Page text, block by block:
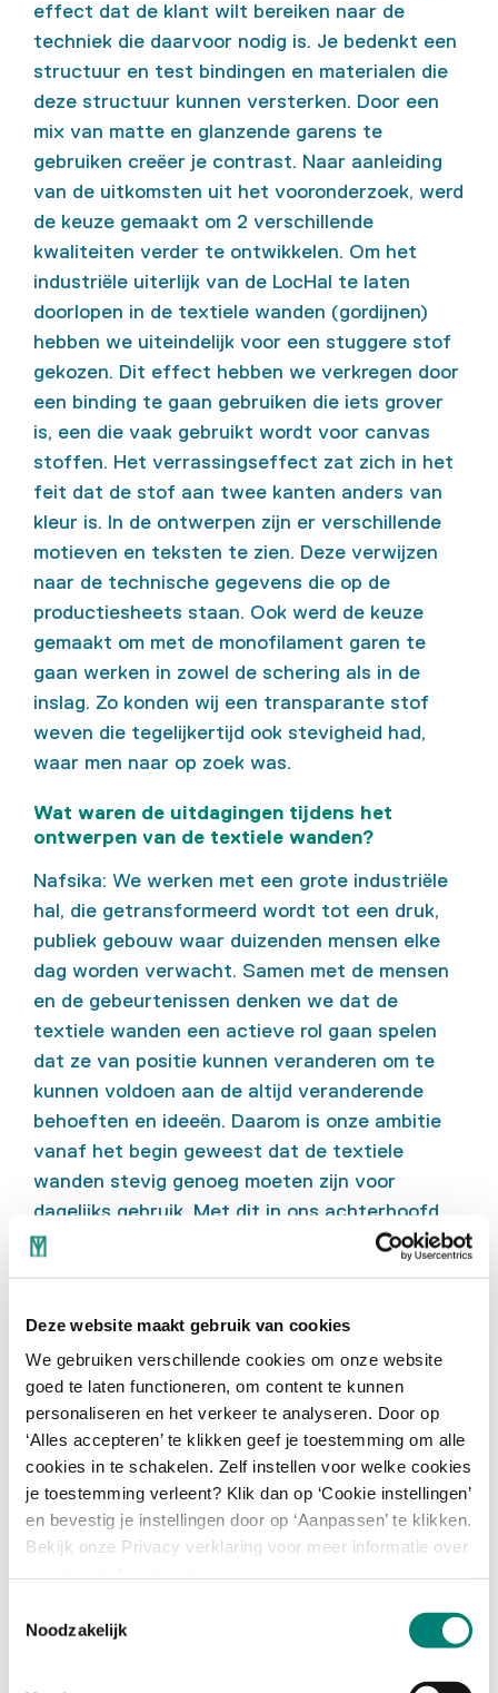
Deze website maakt gebruik van cookies
We gebruiken verschillende cookies om onze website
goed te laten functioneren, om content te kunnen
personaliseren en het verkeer te analyseren. Door op
‘Alles accepteren’ te klikken geef je toestemming om alle
cookies in te schakelen. Zelf instellen voor welke cookies
je toestemming verleent? Klik dan op ‘Cookie instellingen’
en bevestig je instellingen door op ‘Aanpassen’ te klikken.
Bekijk onze Privacy verklaring voor meer informatie over
Noodzakelijk
effect dat de klant wilt bereiken naar de
techniek die daarvoor nodig is. Je bedenkt een
structuur en test bindingen en materialen die
deze structuur kunnen versterken. Door een
mix van matte en glanzende garens te
gebruiken creëer je contrast. Naar aanleiding
van de uitkomsten uit het vooronderzoek, werd
de keuze gemaakt om 2 verschillende
kwaliteiten verder te ontwikkelen. Om het
industriële uiterlijk van de LocHal te laten
doorlopen in de textiele wanden (gordijnen)
hebben we uiteindelijk voor een stuggere stof
gekozen. Dit effect hebben we verkregen door
een binding te gaan gebruiken die iets grover
is, een die vaak gebruikt wordt voor canvas
stoffen. Het verrassingseffect zat zich in het
feit dat de stof aan twee kanten anders van
kleur is. In de ontwerpen zijn er verschillende
motieven en teksten te zien. Deze verwijzen
naar de technische gegevens die op de
productiesheets staan. Ook werd de keuze
gemaakt om met de monofilament garen te
gaan werken in zowel de schering als in de
inslag. Zo konden wij een transparante stof
weven die tegelijkertijd ook stevigheid had,
waar men naar op zoek was.
Wat waren de uitdagingen tijdens het
ontwerpen van de textiele wanden?
Nafsika: We werken met een grote industriële
hal, die getransformeerd wordt tot een druk,
publiek gebouw waar duizenden mensen elke
dag worden verwacht. Samen met de mensen
en de gebeurtenissen denken we dat de
textiele wanden een actieve rol gaan spelen
dat ze van positie kunnen veranderen om te
kunnen voldoen aan de altijd veranderende
behoeften en ideeën. Daarom is onze ambitie
vanaf het begin geweest dat de textiele
wanden stevig genoeg moeten zijn voor
dagelijks gebruik. Met dit in ons achterhoofd
bleek het een hele opgave om ‘industriële’
garens die makkelijk schoon te maken zijn en zo
te weven zijn dat het resultaat niet te
kunstzinnig is.
Stef: Tijdens het ontwikkelen merkte ik dat ik
de stoffen te mooi wilde maken. De glanzende
garens die ik in eerste instantie had uitgekozen
lieten de stof heel soepel vallen, maar dat gaf
de industriële uitstraling paste het beter om
een sterkere stof te ontwikkelen. Daarnaast
moesten de gordijnen eenvoud uitstralen. In